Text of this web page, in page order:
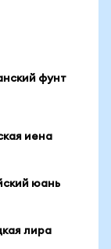
фунт
иена
юань
лира